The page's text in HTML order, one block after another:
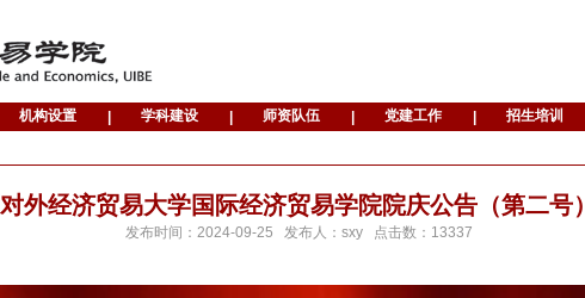
对外经济贸易大学国际经济贸易学院院庆公告（第二号）
发布时间： 2024-09-25 发布人： sxy点击数： 13337